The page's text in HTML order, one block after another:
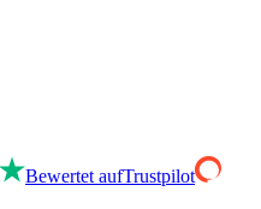
Bewertet aufTrustpilot